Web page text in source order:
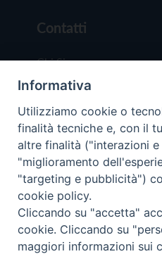
Contatti
Chi Siamo
Redazione
Scrivici
Copyright © 2019 -
Trentina Editrice
Informativa
Utilizziamo cookie o
finalità tecniche e, con il
altre finalità ("interazioni
"miglioramento
"targeting e pubblicità")
cookie policy.
Cliccando su "accetta"
cookie. Cliccando su
maggiori informazioni sui